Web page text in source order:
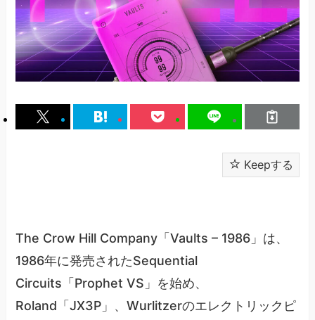
Keepする
The Crow Hill Company「Vaults – 1986」は、
1986年に発売されたSequential
Circuits「Prophet VS」を始め、
Roland「JX3P」、Wurlitzerのエレクトリックピ